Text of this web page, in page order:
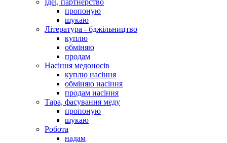
Ідеї, партнерство
пропоную
шукаю
Література - бджільництво
куплю
обміняю
продам
Насіння медоносів
куплю насіння
обміняю насіння
продам насіння
Тара, фасування меду
пропоную
шукаю
Робота
надам